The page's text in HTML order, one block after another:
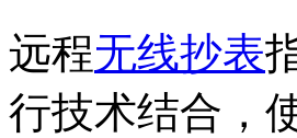
远程无线抄表
行技术结合，